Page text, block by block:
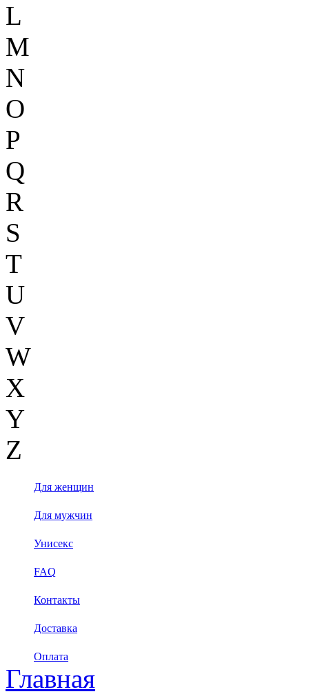
L
M
N
O
P
Q
R
S
T
U
V
W
X
Y
Z
Для женщин
Для мужчин
Унисекс
FAQ
Контакты
Доставка
Оплата
Главная